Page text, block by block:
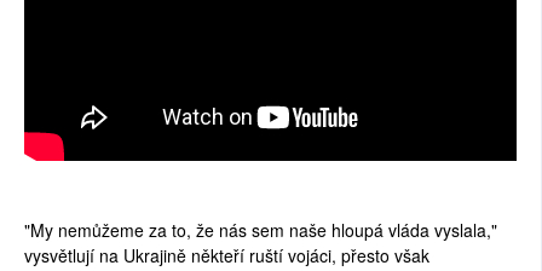
"My nemůžeme za to, že nás sem naše hloupá vláda vyslala,"
vysvětlují na Ukrajině někteří ruští vojáci, přesto však